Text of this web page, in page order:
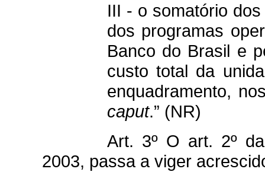
III - o somatório
dos programas
Banco do Brasil e
custo total da
enquadramento,
caput.” (NR)
Art. 3º O art. 2º
2003, passa a viger